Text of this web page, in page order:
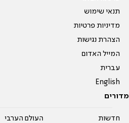
תנאי שימוש
מדיניות פרטיות
הצהרת נגישות
המייל האדום
עברית
English
מדורים
חדשות
העולם הערבי